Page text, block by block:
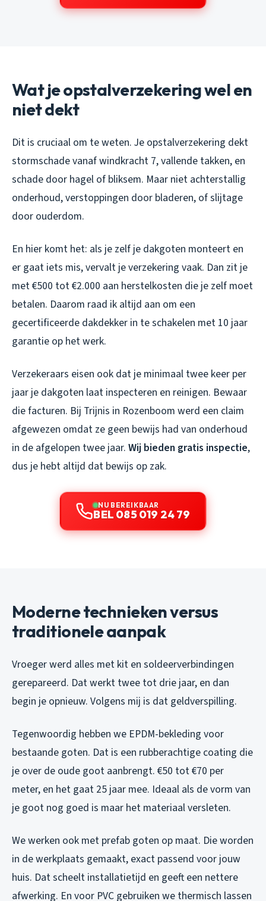
Wat je opstalverzekering wel en
niet dekt
Dit is cruciaal om te weten. Je opstalverzekering dekt
stormschade vanaf windkracht 7, vallende takken, en
schade door hagel of bliksem. Maar niet achterstallig
onderhoud, verstoppingen door bladeren, of slijtage
door ouderdom.
En hier komt het: als je zelf je dakgoten monteert en
er gaat iets mis, vervalt je verzekering vaak. Dan zit je
met €500 tot €2.000 aan herstelkosten die je zelf moet
betalen. Daarom raad ik altijd aan om een
gecertificeerde dakdekker in te schakelen met 10 jaar
garantie op het werk.
Verzekeraars eisen ook dat je minimaal twee keer per
jaar je dakgoten laat inspecteren en reinigen. Bewaar
die facturen. Bij Trijnis in Rozenboom werd een claim
afgewezen omdat ze geen bewijs had van onderhoud
in de afgelopen twee jaar. Wij bieden gratis inspectie,
dus je hebt altijd dat bewijs op zak.
NU BEREIKBAAR
BEL 085 019 24 79
Moderne technieken versus
traditionele aanpak
Vroeger werd alles met kit en soldeerverbindingen
gerepareerd. Dat werkt twee tot drie jaar, en dan
begin je opnieuw. Volgens mij is dat geldverspilling.
Tegenwoordig hebben we EPDM-bekleding voor
bestaande goten. Dat is een rubberachtige coating die
je over de oude goot aanbrengt. €50 tot €70 per
meter, en het gaat 25 jaar mee. Ideaal als de vorm van
je goot nog goed is maar het materiaal versleten.
We werken ook met prefab goten op maat. Die worden
in de werkplaats gemaakt, exact passend voor jouw
huis. Dat scheelt installatietijd en geeft een nettere
afwerking. En voor PVC gebruiken we thermisch lassen